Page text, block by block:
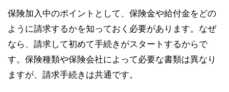
保険加入中のポイントとして、保険金や給付金をどの
ように請求するかを知っておく必要があります。なぜ
なら、請求して初めて手続きがスタートするからで
す。保険種類や保険会社によって必要な書類は異なり
ますが、請求手続きは共通です。